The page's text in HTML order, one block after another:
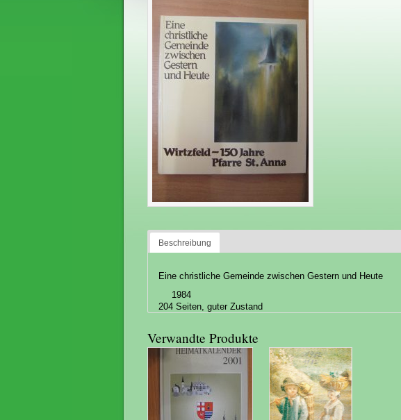
Beschreibung
Eine christliche Gemeinde zwischen Gestern und Heute
1984
204 Seiten, guter Zustand
Verwandte Produkte